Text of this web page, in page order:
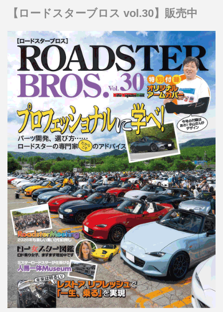
【ロードスターブロス vol.30】販売中